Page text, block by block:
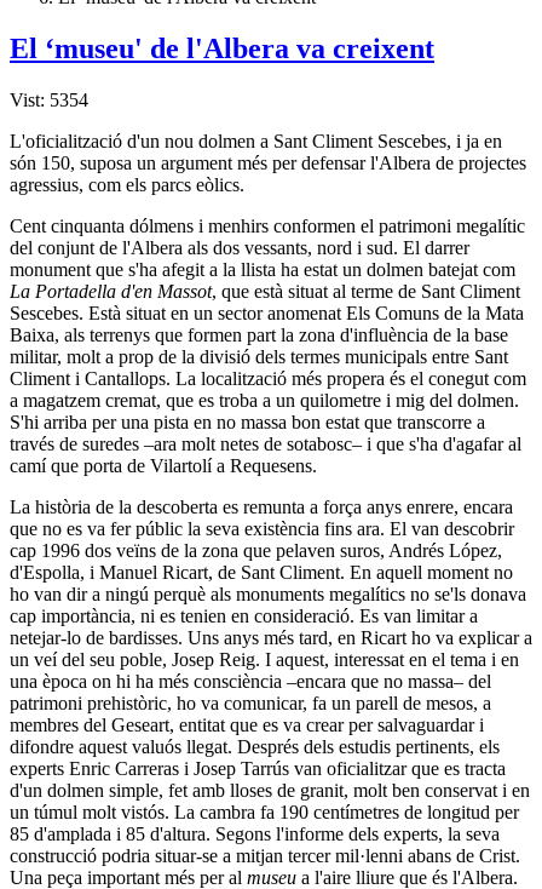
El ‘museu' de l'Albera va creixent
Vist: 5354
L'oficialització d'un nou dolmen a Sant Climent Sescebes, i ja en
són 150, suposa un argument més per defensar l'Albera de projectes
agressius, com els parcs eòlics.
Cent cinquanta dólmens i menhirs conformen el patrimoni megalític
del conjunt de l'Albera als dos vessants, nord i sud. El darrer
monument que s'ha afegit a la llista ha estat un dolmen batejat com
La Portadella d'en Massot, que està situat al terme de Sant Climent
Sescebes. Està situat en un sector anomenat Els Comuns de la Mata
Baixa, als terrenys que formen part la zona d'influència de la base
militar, molt a prop de la divisió dels termes municipals entre Sant
Climent i Cantallops. La localització més propera és el conegut com
a magatzem cremat, que es troba a un quilometre i mig del dolmen.
S'hi arriba per una pista en no massa bon estat que transcorre a
través de suredes –ara molt netes de sotabosc– i que s'ha d'agafar al
camí que porta de Vilartolí a Requesens.
La història de la descoberta es remunta a força anys enrere, encara
que no es va fer públic la seva existència fins ara. El van descobrir
cap 1996 dos veïns de la zona que pelaven suros, Andrés López,
d'Espolla, i Manuel Ricart, de Sant Climent. En aquell moment no
ho van dir a ningú perquè als monuments megalítics no se'ls donava
cap importància, ni es tenien en consideració. Es van limitar a
netejar-lo de bardisses. Uns anys més tard, en Ricart ho va explicar a
un veí del seu poble, Josep Reig. I aquest, interessat en el tema i en
una època on hi ha més consciència –encara que no massa– del
patrimoni prehistòric, ho va comunicar, fa un parell de mesos, a
membres del Geseart, entitat que es va crear per salvaguardar i
difondre aquest valuós llegat. Després dels estudis pertinents, els
experts Enric Carreras i Josep Tarrús van oficialitzar que es tracta
d'un dolmen simple, fet amb lloses de granit, molt ben conservat i en
un túmul molt vistós. La cambra fa 190 centímetres de longitud per
85 d'amplada i 85 d'altura. Segons l'informe dels experts, la seva
construcció podria situar-se a mitjan tercer mil·lenni abans de Crist.
Una peça important més per al museu a l'aire lliure que és l'Albera.